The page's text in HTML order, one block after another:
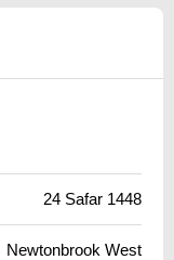
24 Safar 1448
Newtonbrook West